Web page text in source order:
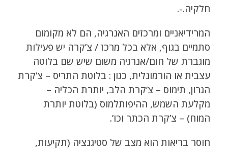
חלקיה.-.
המרידיאניים ומרכזים האנרגיה, הם לא מקומום
סתמיים בגוף, אלא בכל מרכז / צ’קרה יש פעילות
מוגברת של חום/אנרגיה משום שיש שם בלוטה
עצבית או הורמונלית, כגון : בלוטת התריס – צ’קרת
הגרון, תימוס – צ’קרת הלב, יותרת הכליה –
מקלעת השמש, ההיפותלמוס (בלוטת יותרת
המוח) – צ’קרת הכתר וכו’.
חוסר בריאות הוא מצב של סטיגנציה (תקיעות,